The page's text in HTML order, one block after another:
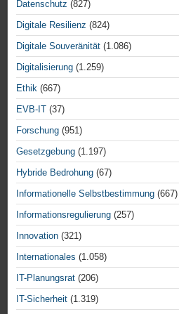
Datenschutz (827)
Digitale Resilienz (824)
Digitale Souveränität (1.086)
Digitalisierung (1.259)
Ethik (667)
EVB-IT (37)
Forschung (951)
Gesetzgebung (1.197)
Hybride Bedrohung (67)
Informationelle Selbstbestimmung (667)
Informationsregulierung (257)
Innovation (321)
Internationales (1.058)
IT-Planungsrat (206)
IT-Sicherheit (1.319)